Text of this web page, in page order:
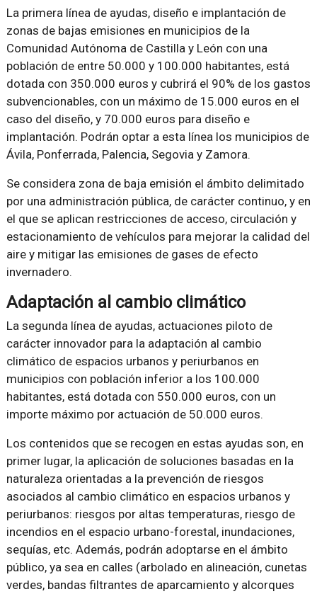
La primera línea de ayudas, diseño e implantación de
zonas de bajas emisiones en municipios de la
Comunidad Autónoma de Castilla y León con una
población de entre 50.000 y 100.000 habitantes, está
dotada con 350.000 euros y cubrirá el 90% de los gastos
subvencionables, con un máximo de 15.000 euros en el
caso del diseño, y 70.000 euros para diseño e
implantación. Podrán optar a esta línea los municipios de
Ávila, Ponferrada, Palencia, Segovia y Zamora.
Se considera zona de baja emisión el ámbito delimitado
por una administración pública, de carácter continuo, y en
el que se aplican restricciones de acceso, circulación y
estacionamiento de vehículos para mejorar la calidad del
aire y mitigar las emisiones de gases de efecto
invernadero.
Adaptación al cambio climático
La segunda línea de ayudas, actuaciones piloto de
carácter innovador para la adaptación al cambio
climático de espacios urbanos y periurbanos en
municipios con población inferior a los 100.000
habitantes, está dotada con 550.000 euros, con un
importe máximo por actuación de 50.000 euros.
Los contenidos que se recogen en estas ayudas son, en
primer lugar, la aplicación de soluciones basadas en la
naturaleza orientadas a la prevención de riesgos
asociados al cambio climático en espacios urbanos y
periurbanos: riesgos por altas temperaturas, riesgo de
incendios en el espacio urbano-forestal, inundaciones,
sequías, etc. Además, podrán adoptarse en el ámbito
público, ya sea en calles (arbolado en alineación, cunetas
verdes, bandas filtrantes de aparcamiento y alcorques